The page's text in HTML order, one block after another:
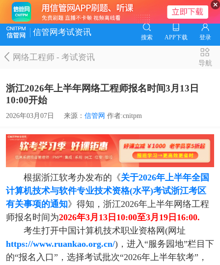
信管网考试资讯
搜索 APP下载 登录
网络工程师-考试资讯
导航
浙江2026年上半年网络工程师报名时间3月13日
10:00开始
2026年03月07日 来源： 信管网 作者:cnitpm
根据浙江软考办发布的《关于2026年上半年全国
计算机技术与软件专业技术资格(水平)考试浙江考区
有关事项的通知》得知，浙江2026年上半年网络工程
师报名时间为2026年3月13日10:00至3月19日16:00.
考生打开中国计算机技术职业资格网(网址
https://www.ruankao.org.cn/)，进入“服务园地”栏目下
的“报名入口”，选择考试批次“2026年上半年软考”，